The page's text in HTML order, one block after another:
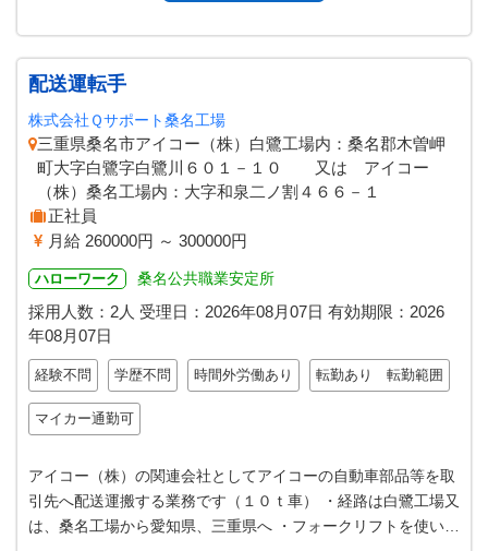
配送運転手
株式会社Ｑサポート桑名工場
三重県桑名市アイコー（株）白鷺工場内：桑名郡木曽岬
町大字白鷺字白鷺川６０１－１０ 又は アイコー
（株）桑名工場内：大字和泉二ノ割４６６－１
正社員
月給 260000円 ～ 300000円
ハローワーク 桑名公共職業安定所
採用人数：2人 受理日： 2026年08月07日 有効期限： 2026
年08月07日
経験不問 学歴不問 時間外労働あり 転勤あり 転勤範囲
マイカー通勤可
アイコー（株）の関連会社としてアイコーの自動車部品等を取
引先へ配送運搬する業務です（１０ｔ車） ・経路は白鷺工場又
は、桑名工場から愛知県、三重県へ ・フォークリフトを使い荷